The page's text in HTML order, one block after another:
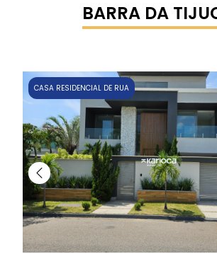
BARRA DA
CASA RESIDENCIAL DE RUA